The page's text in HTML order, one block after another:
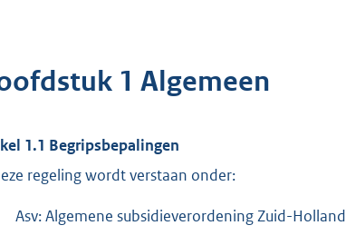
1 Algemeen
1.1 Begripsbepalingen
regeling wordt verstaan onder:
Asv: Algemene subsidieverordening Zuid-